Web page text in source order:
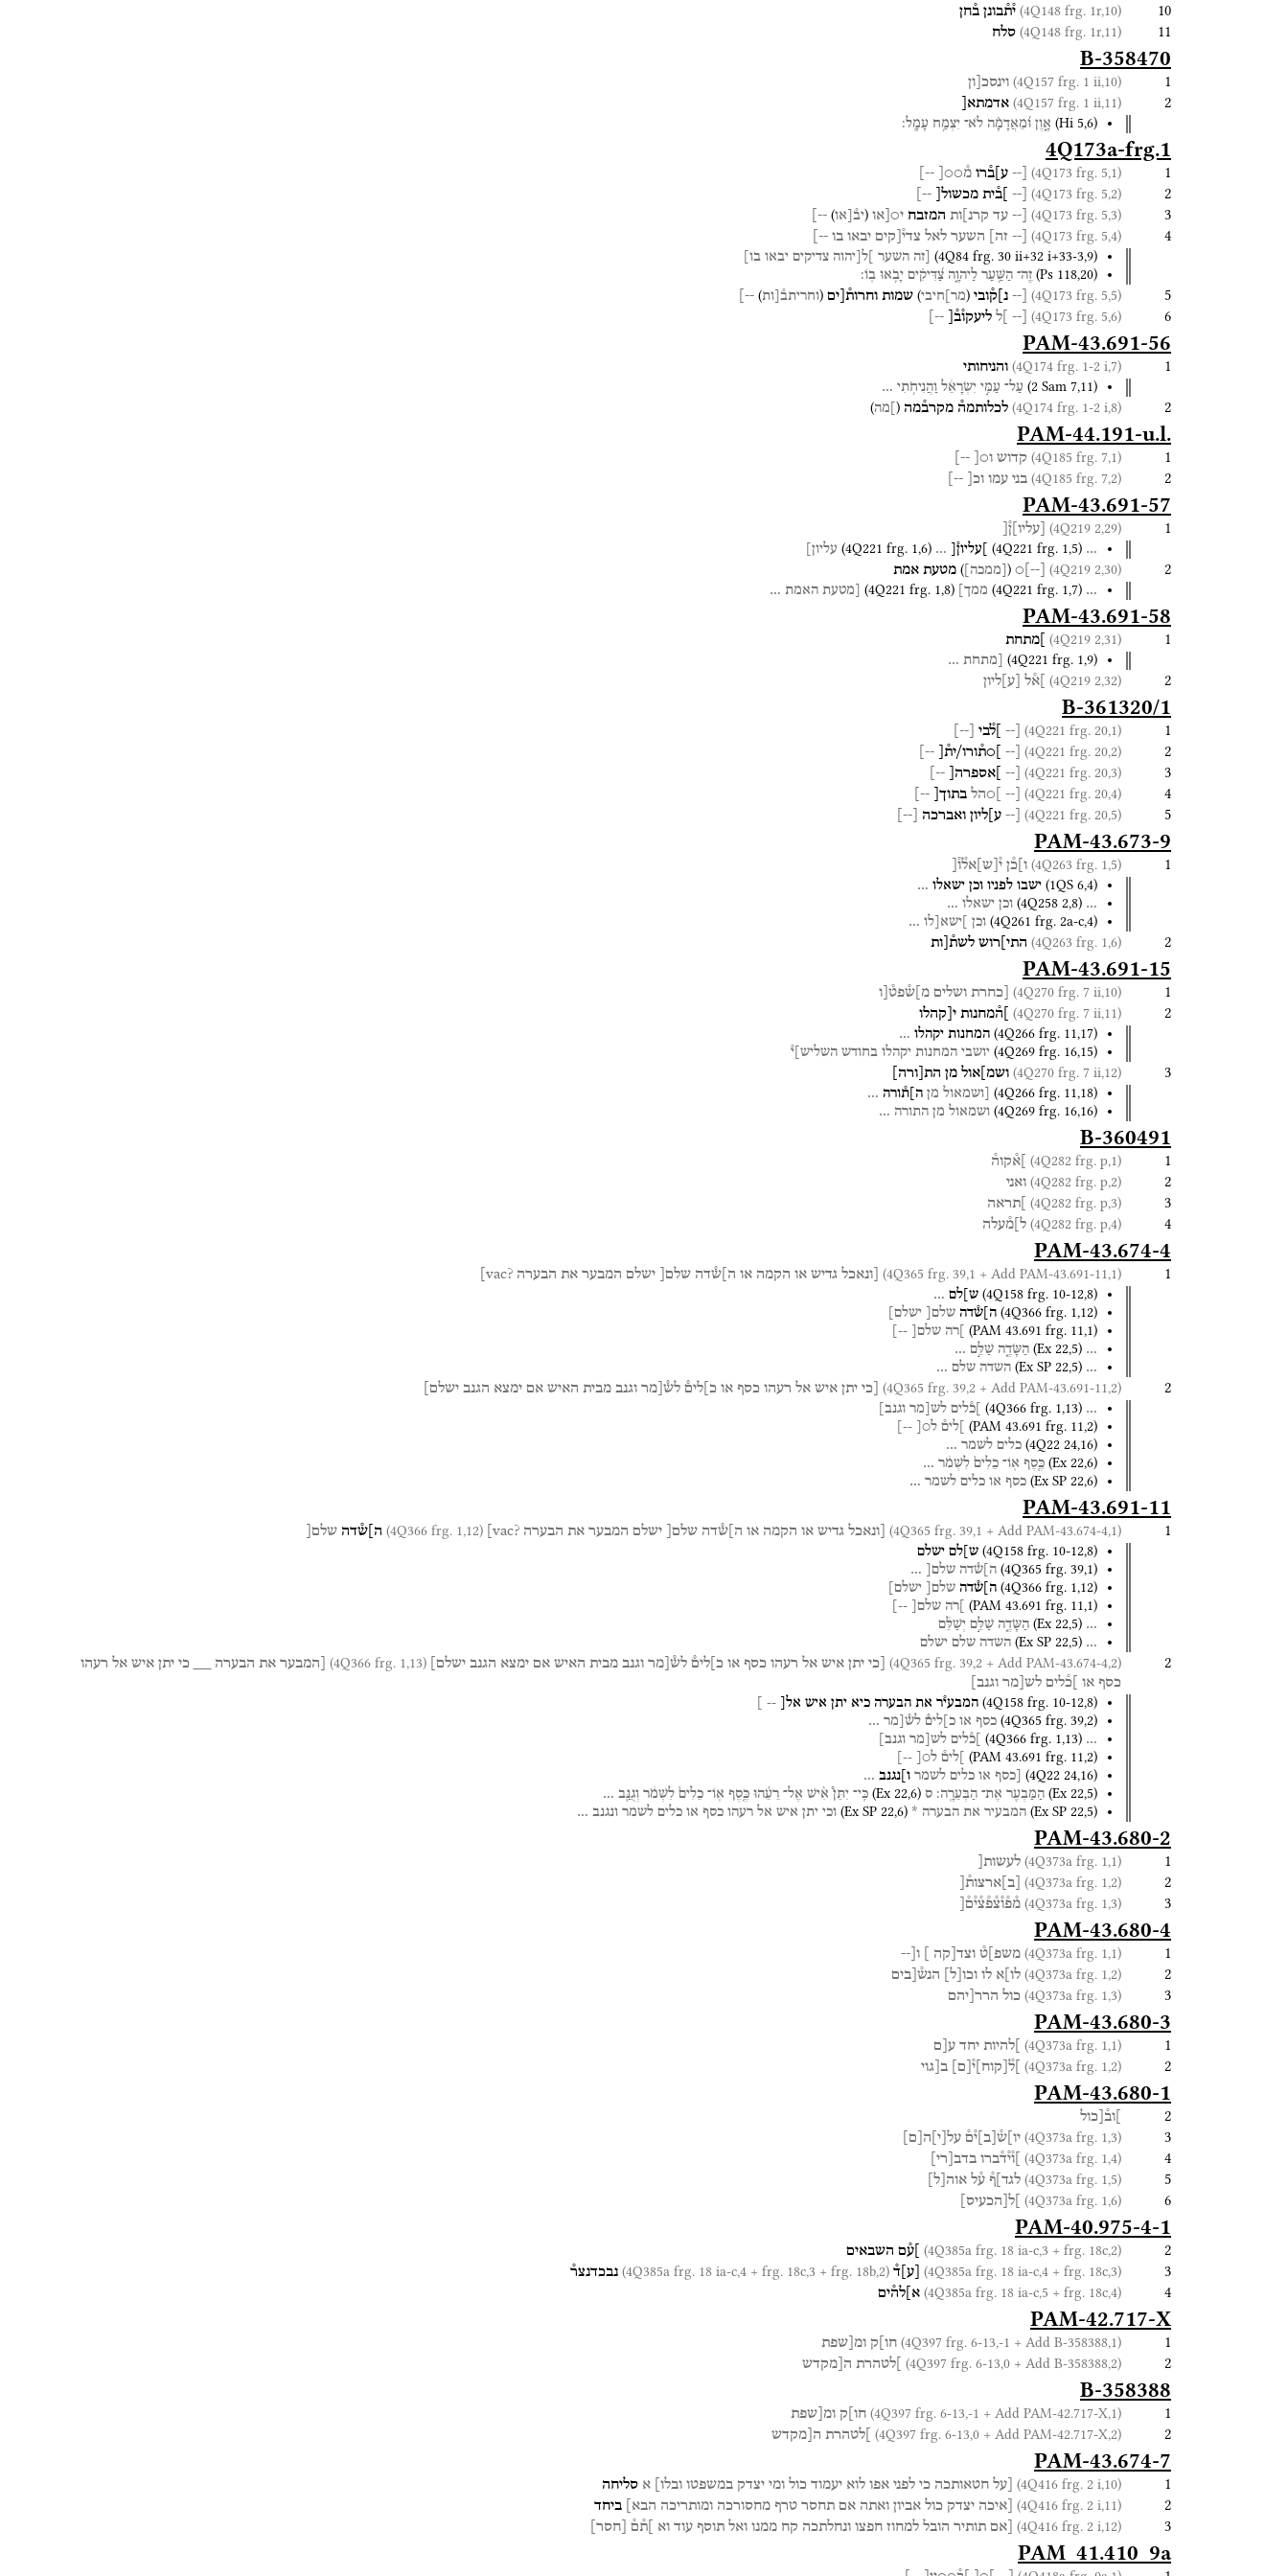
10
(4Q148 frg. 1r,10) י֯ת֯בונן ב֯חן
11
(4Q148 frg. 1r,11) סלח
B-358470
1
(4Q157 frg. 1 ii,10) וינסכ[ון
2
(4Q157 frg. 1 ii,11) אדמתא[
(Hi 5,6) אָ֑וֶן וּ֝מֵאֲדָמָ֗ה לֹא־ יִצְמַ֥ח עָמָֽל׃
4Q173a-frg.1
1
(4Q173 frg. 5,1)
[-- ע]ב֯רו מ֯○○[ --]
2
(4Q173 frg. 5,2)
[-- ]ב֯ית מכשול[ --]
3
(4Q173 frg. 5,3)
[-- עד קרנ]ות המזבח י○[או (יב֯[או)
--]
4
(4Q173 frg. 5,4)
[-- זה] השער לאל צדי֯[קים יבאו בו --]
(4Q84 frg. 30 ii+32 i+33-3,9) [זה השער ]ל[יהוה צדיקים יבאו בו]
(Ps 118,20) זֶֽה־ הַשַּׁ֥עַר לַיהוָ֑ה צַ֝דִּיקִ֗ים יָבֹ֥אוּ בֽוֹ׃
5
(4Q173 frg. 5,5)
[-- נ]ק֯ובי (מר]חיבי) שמות וחרות֯[ים (וחריתב֯[ות)
--]
6
(4Q173 frg. 5,6)
[-- ]ל ליעקו֯ב֯[ --]
PAM-43.691-56
1
(4Q174 frg. 1-2 i,7) והניחותי
(2 Sam 7,11) עַל־ עַמִּ֣י יִשְׂרָאֵ֔ל וַהֲנִיחֹ֥תִי …
2
(4Q174 frg. 1-2 i,8) לכלותמה֯ מקרב֯מה ( ]מה)
PAM-44.191-u.l.
1
(4Q185 frg. 7,1) קדוש ו○[ --]
2
(4Q185 frg. 7,2) בני עמו וכ[ --]
PAM-43.691-57
1
(4Q219 2,29) עליו ן֯[
…
(4Q221 frg. 1,5) ]עליון֯[ …
(4Q221 frg. 1,6) עליון]
2
(4Q219 2,30)
--
○
( ממכה ) מטעת אמת
…
(4Q221 frg. 1,7) ממך] (4Q221 frg. 1,8) [מטעת האמת …
PAM-43.691-58
1
(4Q219 2,31) ]מתחת
(4Q221 frg. 1,9) [מתחת …
2
(4Q219 2,32) ]א֯ל ע ליון
B-361320/1
1
(4Q221 frg. 20,1)
[-- ]ל֯בי --
2
(4Q221 frg. 20,2)
[-- ]○ת֯ורו/ית֯[ --]
3
(4Q221 frg. 20,3)
[-- ]אספרה[ --]
4
(4Q221 frg. 20,4)
[-- ]○הל בתוך[ --]
5
(4Q221 frg. 20,5)
[-- ע]ליון ואברכה --
PAM-43.673-9
1
(4Q263 frg. 1,5) ו]כ֯ן י֯ ש אל֯ו֯[
(1QS 6,4) ישבו לפניו וכן ישאלו …
…
(4Q258 2,8) וכן ישאלו …
(4Q261 frg. 2a-c,4) וכן ]ישא[לו …
2
(4Q263 frg. 1,6) התי]רוש לשת֯[ות
PAM-43.691-15
1
(4Q270 frg. 7 ii,10) [כחרת ושלים מ]ש֯פט֯[ו
2
(4Q270 frg. 7 ii,11) ]ה֯מחנות י[קהלו
(4Q266 frg. 11,17) המחנות יקהלו …
(4Q269 frg. 16,15) יושבי המחנות יקהלו בחודש השליש]י֯
3
(4Q270 frg. 7 ii,12) ושמ]אול מן הת ורה
(4Q266 frg. 11,18) [ושמאול מן ה]ת֯ורה …
(4Q269 frg. 16,16) ושמאול מן התורה …
B-360491
1
(4Q282 frg. p,1) ]א֯קוה֯
2
(4Q282 frg. p,2) ואני
3
(4Q282 frg. p,3) ]תראה
4
(4Q282 frg. p,4) ל]מ֯עלה
PAM-43.674-4
1
(4Q365 frg. 39,1 + Add PAM-43.691-11,1) [ונאכל גדיש או הקמה או ה]ש̊דה שלם[ ישלם המבער את הבערה ?vac]
(4Q158 frg. 10-12,8) ש]לם …
(4Q366 frg. 1,12) ה]ש֯דה שלם[ ישלם]
(PAM 43.691 frg. 11,1) ]רה שלם[
--]
…
(Ex 22,5) הַשָּׂדֶ֑ה שַׁלֵּ֣ם …
…
(Ex SP 22,5) השדה שלם …
2
(4Q365 frg. 39,2 + Add PAM-43.691-11,2) [כי יתן איש אל רעהו כסף או כ]לים̊ לש̊[מר וגנב מבית האיש אם ימצא הגנב ישלם]
…
(4Q366 frg. 1,13) ]כ֯לים לש[מר וגנב]
(PAM 43.691 frg. 11,2) ]לים֯ ל○[ --]
(4Q22 24,16) כלים לשמר …
(Ex 22,6) כֶּ֤סֶף אֽוֹ־ כֵלִים֙ לִשְׁמֹ֔ר …
(Ex SP 22,6) כסף או כלים לשמר …
PAM-43.691-11
1
(4Q365 frg. 39,1 + Add PAM-43.674-4,1) [ונאכל גדיש או הקמה או ה]ש̊דה שלם[ ישלם המבער את הבערה ?vac]
(4Q366 frg. 1,12) ה]ש֯דה שלם[
(4Q158 frg. 10-12,8) ש]לם ישלם
(4Q365 frg. 39,1) ה]ש̊דה שלם[ …
(4Q366 frg. 1,12) ה]ש֯דה שלם[ ישלם]
(PAM 43.691 frg. 11,1) ]רה שלם[
--]
…
(Ex 22,5) הַשָּׂדֶ֑ה שַׁלֵּ֣ם יְשַׁלֵּ֔ם
…
(Ex SP 22,5) השדה שלם ישלם
2
(4Q365 frg. 39,2 + Add PAM-43.674-4,2) [כי יתן איש אל רעהו כסף או כ]לים̊ לש̊[מר וגנב מבית האיש אם ימצא הגנב ישלם] (4Q366 frg. 1,13) [המבער את הבערה כי יתן איש אל רעהו
כסף או ]כ֯לים לש[מר וגנב]
(4Q158 frg. 10-12,8) המבעי֯ר את הבערה כיא יתן איש אל[ -- ]
(4Q365 frg. 39,2) כסף או כ]לים̊ לש̊[מר …
…
(4Q366 frg. 1,13) ]כ֯לים לש[מר וגנב]
(PAM 43.691 frg. 11,2) ]לים֯ ל○[ --]
(4Q22 24,16) [כסף או כלים לשמר ו]נגנב …
(Ex 22,5) הַמַּבְעִ֖ר אֶת־ הַבְּעֵרָֽה׃ ס (Ex 22,6) כִּֽי־ יִתֵּן֩ אִ֨ישׁ אֶל־ רֵעֵ֜הוּ כֶּ֤סֶף אֽוֹ־ כֵלִים֙ לִשְׁמֹ֔ר וְגֻנַּ֖ב …
(Ex SP 22,5) המבעיר את הבערה *
(Ex SP 22,6) וכי יתן איש אל רעהו כסף או כלים לשמר ונגנב …
PAM-43.680-2
1
(4Q373a frg. 1,1) לעשות[
2
(4Q373a frg. 1,2) ב ארצות֯[
3
(4Q373a frg. 1,3) מ֯פ֯ו֯צ֯פ֯צ֯י֯ם֯[
PAM-43.680-4
1
(4Q373a frg. 1,1) משפ]ט֯ וצד[קה ו[--
2
(4Q373a frg. 1,2) לו]א לו וכו ל הנש֯[בים
3
(4Q373a frg. 1,3) כול הרר[יהם
PAM-43.680-3
1
(4Q373a frg. 1,1) ]להיות יחד ע[ם
2
(4Q373a frg. 1,2) ]ל֯ קוח י֯ ם ב[גוי
PAM-43.680-1
2 ]וב֯[כול
3
(4Q373a frg. 1,3) יו]ש֯ ב י֯ם֯ על י ה ם
4
(4Q373a frg. 1,4) ]ו֯י֯ד֯ברו בדב רי
5
(4Q373a frg. 1,5) לגד]ף֯ ע֯ל אוה ל
6
(4Q373a frg. 1,6) ]ל הכעיס
PAM-40.975-4-1
2
(4Q385a frg. 18 ia-c,3 + frg. 18c,2) ]ע֯ם השבאים
3
(4Q385a frg. 18 ia-c,4 + frg. 18c,3) ע ד֯ (4Q385a frg. 18 ia-c,4 + frg. 18c,3 + frg. 18b,2) נבכדנצר֯
4
(4Q385a frg. 18 ia-c,5 + frg. 18c,4) א]לה֯ים
PAM-42.717-X
1
(4Q397 frg. 6-13,-1 + Add B-358388,1) חו]ק ומ[שפת
2
(4Q397 frg. 6-13,0 + Add B-358388,2) ]לטהרת ה[מקדש
B-358388
1
(4Q397 frg. 6-13,-1 + Add PAM-42.717-X,1) חו]ק ומ[שפת
2
(4Q397 frg. 6-13,0 + Add PAM-42.717-X,2) ]לטהרת ה[מקדש
PAM-43.674-7
1
(4Q416 frg. 2 i,10) [על חטאותכה כי לפני אפו לוא יעמוד כול ומי יצדק במשפטו ובלו] א סליחה
2
(4Q416 frg. 2 i,11) [איכה יצדק כול אביון ואתה אם תחסר טרף מחסורכה ומותריכה הבא] ביחד
3
(4Q416 frg. 2 i,12) [אם תותיר הובל למחוז חפצו ונחלתכה קח ממנו ואל תוסף עוד וא ]ת֯ם֯ חסר
PAM_41.410_9a